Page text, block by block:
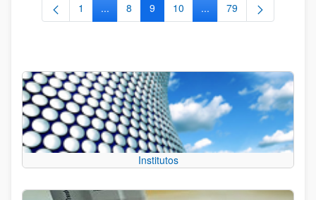
Página
1 ...Páginas intermedias Use TAB para
Página
8 Página
9 Página
10 ...Páginas intermedias
Página
79
Institutos